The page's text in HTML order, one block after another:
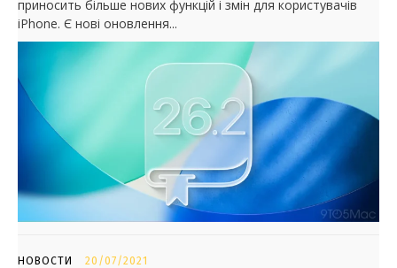
приносить більше нових функцій і змін для користувачів
iPhone. Є нові оновлення...
НОВОСТИ 20/07/2021